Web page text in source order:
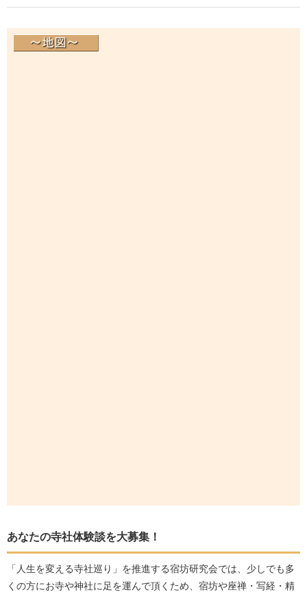
あなたの寺社体験談を大募集！
「人生を変える寺社巡り」を推進する宿坊研究会では、少しでも多
くの方にお寺や神社に足を運んで頂くため、宿坊や座禅・写経・精